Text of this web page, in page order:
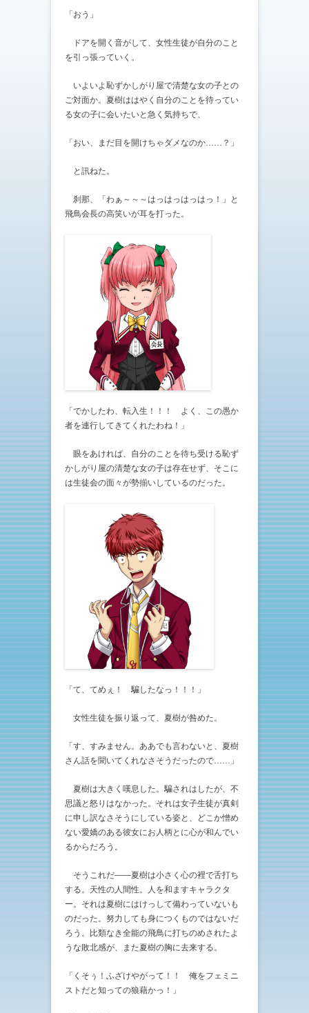
「おう」
ドアを開く音がして、女性生徒が自分のこと
を引っ張っていく。
いよいよ恥ずかしがり屋で清楚な女の子との
ご対面か。夏樹ははやく自分のことを待ってい
る女の子に会いたいと急く気持ちで、
「おい、まだ目を開けちゃダメなのか……？」
と訊ねた。
刹那、「わぁ～～～はっはっはっはっ！」と
飛鳥会長の高笑いが耳を打った。
「でかしたわ、転入生！！！ よく、この愚か
者を連行してきてくれたわね！」
眼をあければ、自分のことを待ち受ける恥ず
かしがり屋の清楚な女の子は存在せず、そこに
は生徒会の面々が勢揃いしているのだった。
「て、てめぇ！ 騙したなっ！！！」
女性生徒を振り返って、夏樹が咎めた。
「す、すみません。ああでも言わないと、夏樹
さん話を聞いてくれなさそうだったので……」
夏樹は大きく嘆息した。騙されはしたが、不
思議と怒りはなかった。それは女子生徒が真剣
に申し訳なさそうにしている姿と、どこか憎め
ない愛嬌のある彼女にお人柄とに心が和んでい
るからだろう。
そうこれだ——夏樹は小さく心の裡で舌打ち
する。天性の人間性。人を和ますキャラクタ
ー。それは夏樹にはけっして備わっていないも
のだった。努力しても身につくものではないだ
ろう。比類なき全能の飛鳥に打ちのめされたよ
うな敗北感が、また夏樹の胸に去来する。
「くそぅ！ふざけやがって！！ 俺をフェミニ
ストだと知っての狼藉かっ！」